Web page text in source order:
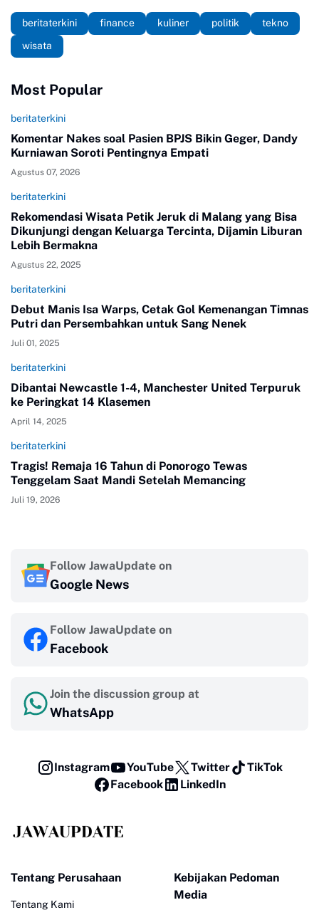
beritaterkini finance kuliner politik
tekno
wisata
Most Popular
beritaterkini
Komentar Nakes soal Pasien BPJS Bikin Geger, Dandy
Kurniawan Soroti Pentingnya Empati
Agustus 07, 2026
beritaterkini
Rekomendasi Wisata Petik Jeruk di Malang yang Bisa
Dikunjungi dengan Keluarga Tercinta, Dijamin Liburan
Lebih Bermakna
Agustus 22, 2025
beritaterkini
Debut Manis Isa Warps, Cetak Gol Kemenangan Timnas
Putri dan Persembahkan untuk Sang Nenek
Juli 01, 2025
beritaterkini
Dibantai Newcastle 1-4, Manchester United Terpuruk
ke Peringkat 14 Klasemen
April 14, 2025
beritaterkini
Tragis! Remaja 16 Tahun di Ponorogo Tewas
Tenggelam Saat Mandi Setelah Memancing
Juli 19, 2026
Follow JawaUpdate on
Google News
Follow JawaUpdate on
Facebook
Join the discussion group at
WhatsApp
Instagram YouTube Twitter
TikTok
Facebook
LinkedIn
Tentang Perusahaan
Tentang Kami
Kebijakan Pedoman
Media